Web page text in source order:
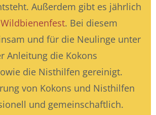
Außerdem gibt es jährlich
Wildbienenfest. Bei diesem
und für die Neulinge unter
Anleitung die Kokons
die Nisthilfen gereinigt.
von Kokons und Nisthilfen
und gemeinschaftlich.